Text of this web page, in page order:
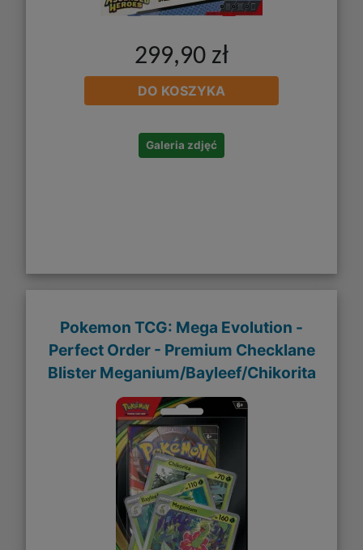
299,90 zł
DO KOSZYKA
Galeria zdjęć
Pokemon TCG: Mega Evolution -
Perfect Order - Premium Checklane
Blister Meganium/Bayleef/Chikorita